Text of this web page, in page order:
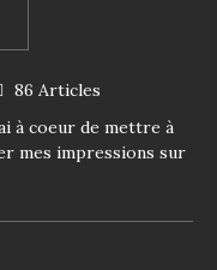
86 Articles
à coeur de mettre à
mes impressions sur